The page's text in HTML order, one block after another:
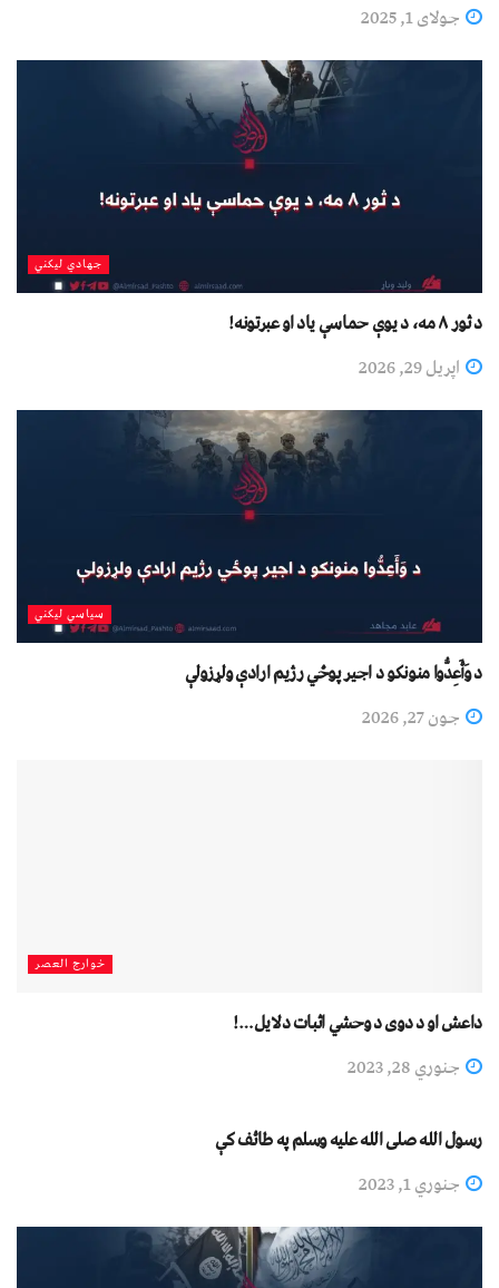
جولای 1, 2025
جهادي لیکني
د ثور ۸ مه، د یوې حماسې یاد او عبرتونه!
اپریل 29, 2026
سیاسي لیکني
د وَأَعِدُّوا منونکو د اجیر پوځي رژیم ارادې ولړزولې
جون 27, 2026
خوارج العصر
داعش او د دوى د وحشي اثبات دلایل…!
جنوري 28, 2023
رسول الله صلی الله علیه وسلم په طائف کې
جنوري 1, 2023